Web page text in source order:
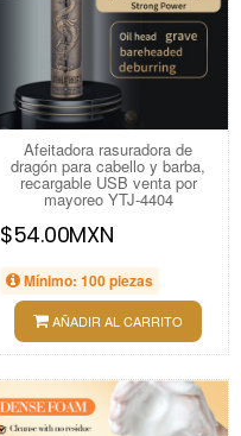
Afeitadora rasuradora de
dragón para cabello y barba,
recargable USB venta por
mayoreo YTJ-4404
$54.00MXN
Mínimo: 100 piezas
AÑADIR AL CARRITO